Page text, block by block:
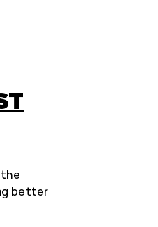
better